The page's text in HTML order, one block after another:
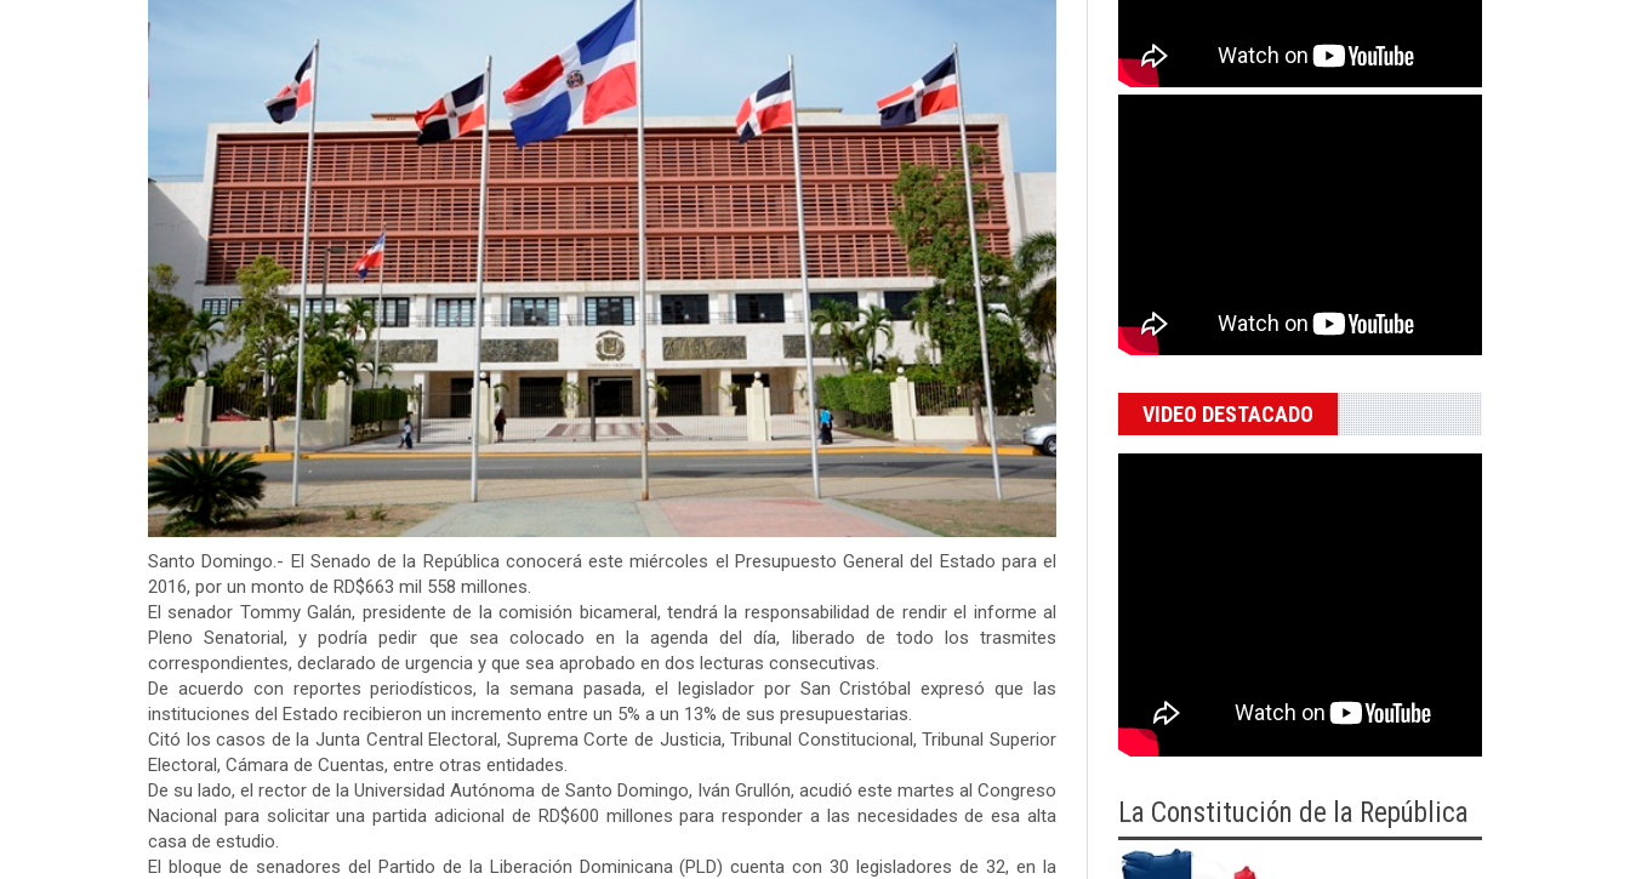
Santo Domingo.- El Senado de la República conocerá este miércoles el Presupuesto General del Estado para el
2016, por un monto de RD$663 mil 558 millones.
El senador Tommy Galán, presidente de la comisión bicameral, tendrá la responsabilidad de rendir el informe al
Pleno Senatorial, y podría pedir que sea colocado en la agenda del día, liberado de todo los trasmites
correspondientes, declarado de urgencia y que sea aprobado en dos lecturas consecutivas.
De acuerdo con reportes periodísticos, la semana pasada, el legislador por San Cristóbal expresó que las
instituciones del Estado recibieron un incremento entre un 5% a un 13% de sus presupuestarias.
Citó los casos de la Junta Central Electoral, Suprema Corte de Justicia, Tribunal Constitucional, Tribunal Superior
Electoral, Cámara de Cuentas, entre otras entidades.
De su lado, el rector de la Universidad Autónoma de Santo Domingo, Iván Grullón, acudió este martes al Congreso
Nacional para solicitar una partida adicional de RD$600 millones para responder a las necesidades de esa alta
casa de estudio.
El bloque de senadores del Partido de la Liberación Dominicana (PLD) cuenta con 30 legisladores de 32, en la
VIDEO DESTACADO
La Constitución de la República